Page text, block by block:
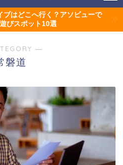
ブはどこへ行く？アソビューで
びスポット10選
―
磐道